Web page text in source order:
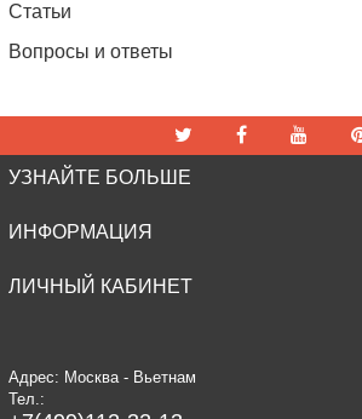
Статьи
Вопросы и ответы
УЗНАЙТЕ БОЛЬШЕ
ИНФОРМАЦИЯ
ЛИЧНЫЙ КАБИНЕТ
Адрес: Москва - Вьетнам
Тел.: